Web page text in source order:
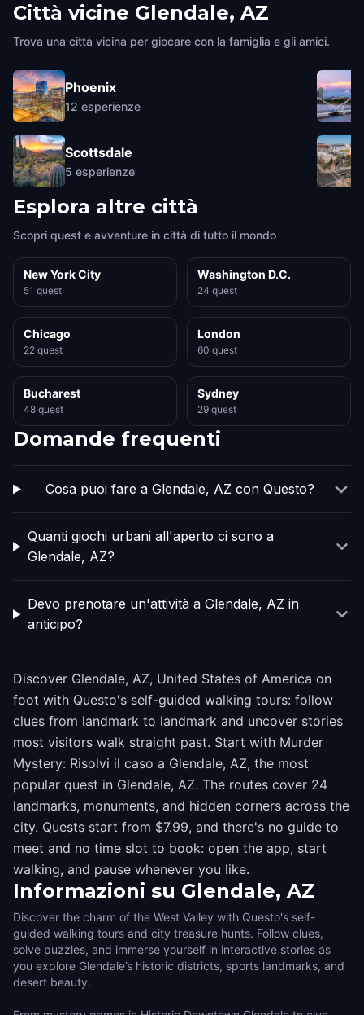
Città vicine Glendale, AZ
Trova una città vicina per giocare con la famiglia e gli amici.
Phoenix
12 esperienze
Scottsdale
5 esperienze
Esplora altre città
Scopri quest e avventure in città di tutto il mondo
New York City
51 quest
Washington D.C.
24 quest
Chicago
22 quest
London
60 quest
Bucharest
48 quest
Sydney
29 quest
Domande frequenti
Cosa puoi fare a Glendale, AZ con Questo?
Quanti giochi urbani all'aperto ci sono a
Glendale, AZ?
Devo prenotare un'attività a Glendale, AZ in
anticipo?
Discover Glendale, AZ, United States of America on
foot with Questo's self-guided walking tours: follow
clues from landmark to landmark and uncover stories
most visitors walk straight past. Start with Murder
Mystery: Risolvi il caso a Glendale, AZ, the most
popular quest in Glendale, AZ. The routes cover 24
landmarks, monuments, and hidden corners across the
city. Quests start from $7.99, and there's no guide to
meet and no time slot to book: open the app, start
walking, and pause whenever you like.
Informazioni su Glendale, AZ
Discover the charm of the West Valley with Questo's self-
guided walking tours and city treasure hunts. Follow clues,
solve puzzles, and immerse yourself in interactive stories as
you explore Glendale’s historic districts, sports landmarks, and
desert beauty.